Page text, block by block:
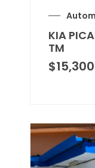
KIA
TM
$